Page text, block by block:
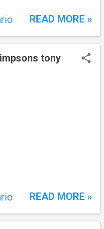
READ MORE »
tony
READ MORE »